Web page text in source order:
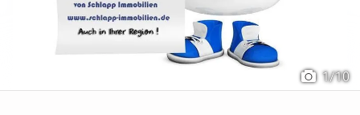
1/10